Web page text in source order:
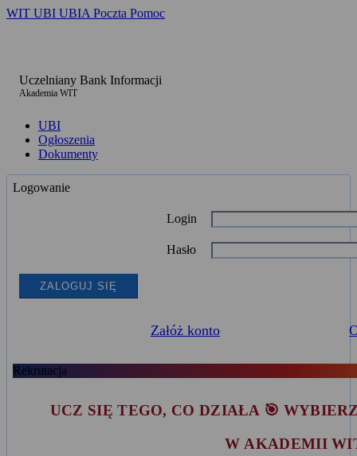
WIT UBI UBIA Poczta Pomoc
Uczelniany Bank Informacji
Akademia WIT
UBI
Ogłoszenia
Dokumenty
Rekrutacja
UCZ SIĘ TEGO, CO DZIAŁA 🎯
W AKADEMII
Logowanie
Login
Hasło
ZALOGUJ SIĘ
Załóż konto